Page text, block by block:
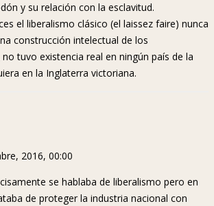
y su relación con la esclavitud.
el liberalismo clásico (el laissez faire) nunca
construcción intelectual de los
tuvo existencia real en ningún país de la
en la Inglaterra victoriana.
2016, 00:00
se hablaba de liberalismo pero en
de proteger la industria nacional con